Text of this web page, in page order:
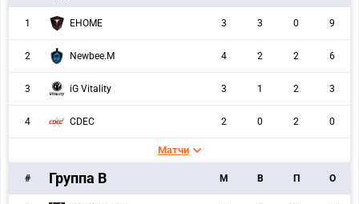
1 EHOME 3 3 0 9
2 Newbee.M 4 2 2 6
3 iG Vitality 3 1 2 3
4 CDEC 2 0 2 0
Матчи
# Группа B M В П О